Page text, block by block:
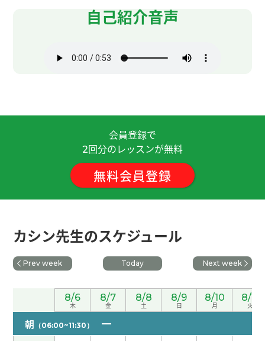
谢谢老师！ 我会继续学习中文 请多多指教 下次见
( 男性 )
我很喜欢老师的课。谢谢!
谢谢老师！ 当然我想去台湾工作看看呀！ 下次见
太少了 哈哈 下次见吧！
( 男性 )
とても優しい。おすすめの先生です
自己紹介音声
会員登録で
2回分のレッスンが無料
無料会員登録
カシン先生のスケジュール
Prev week Today Next week
8/6
木
8/7
金
8/8
土
8/9
日
8/10
月
8/11
火
朝 （06:00~11:30）